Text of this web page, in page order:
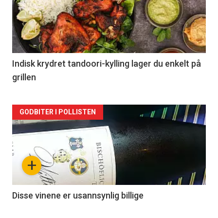
nå
-
2
Indisk krydret tandoori-kylling lager du enkelt på
grillen
Forsiden
akkurat
nå
3
+
GODBITER I POLLISTEN
Disse vinene er usannsynlig billige